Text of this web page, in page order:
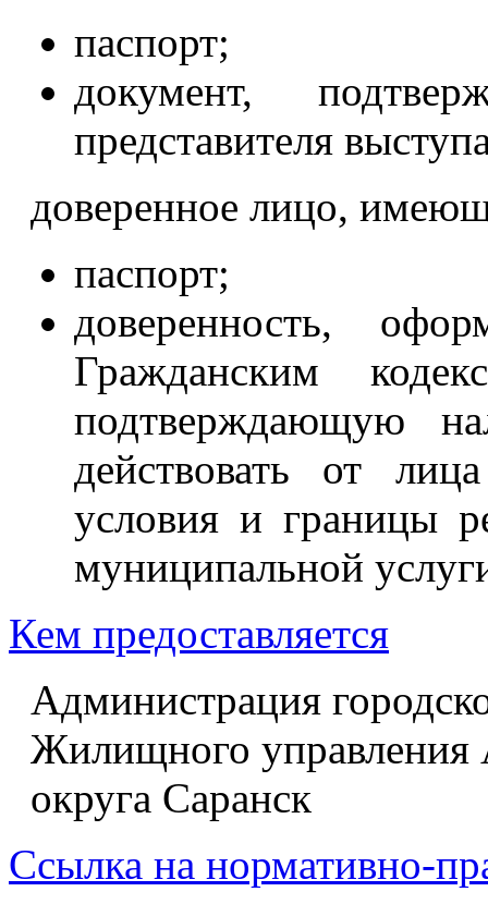
паспорт;
документ,
представителя
доверенное лицо,
паспорт;
доверенность,
Гражданским
подтверждающую
действовать от
условия и границы
муниципальной
Кем предоставляется
Администрация
Жилищного управления
округа Саранск
Ссылка на нормативно-